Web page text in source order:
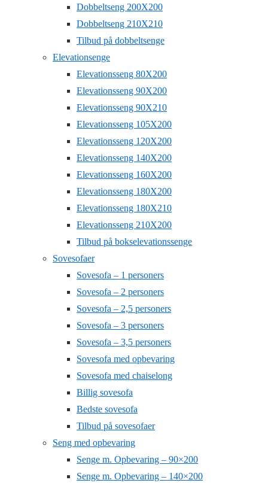
Dobbeltseng 200X200
Dobbeltseng 210X210
Tilbud på dobbeltsenge
Elevationsenge
Elevationsseng 80X200
Elevationsseng 90X200
Elevationsseng 90X210
Elevationsseng 105X200
Elevationsseng 120X200
Elevationsseng 140X200
Elevationsseng 160X200
Elevationsseng 180X200
Elevationsseng 180X210
Elevationsseng 210X200
Tilbud på bokselevationssenge
Sovesofaer
Sovesofa – 1 personers
Sovesofa – 2 personers
Sovesofa – 2,5 personers
Sovesofa – 3 personers
Sovesofa – 3,5 personers
Sovesofa med opbevaring
Sovesofa med chaiselong
Billig sovesofa
Bedste sovesofa
Tilbud på sovesofaer
Seng med opbevaring
Senge m. Opbevaring – 90×200
Senge m. Opbevaring – 140×200